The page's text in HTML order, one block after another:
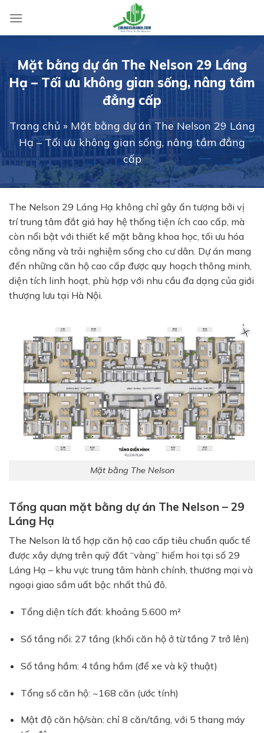
content
Mặt bằng dự án The Nelson 29 Láng
Hạ – Tối ưu không gian sống, nâng tầm
đẳng cấp
Trang chủ » Mặt bằng dự án The Nelson 29 Láng
Hạ – Tối ưu không gian sống, nâng tầm đẳng
cấp
The Nelson 29 Láng Hạ không chỉ gây ấn tượng bởi vị
trí trung tâm đắt giá hay hệ thống tiện ích cao cấp, mà
còn nổi bật với thiết kế mặt bằng khoa học, tối ưu hóa
công năng và trải nghiệm sống cho cư dân. Dự án mang
đến những căn hộ cao cấp được quy hoạch thông minh,
diện tích linh hoạt, phù hợp với nhu cầu đa dạng của giới
thượng lưu tại Hà Nội.
Mặt bằng The Nelson
Tổng quan mặt bằng dự án The Nelson – 29
Láng Hạ
The Nelson là tổ hợp căn hộ cao cấp tiêu chuẩn quốc tế
được xây dựng trên quỹ đất “vàng” hiếm hoi tại số 29
Láng Hạ – khu vực trung tâm hành chính, thương mại và
ngoại giao sầm uất bậc nhất thủ đô.
Tổng diện tích đất: khoảng 5.600 m²
Số tầng nổi: 27 tầng (khối căn hộ ở từ tầng 7 trở lên)
Số tầng hầm: 4 tầng hầm (để xe và kỹ thuật)
Tổng số căn hộ: ~168 căn (ước tính)
Mật độ căn hộ/sàn: chỉ 8 căn/tầng, với 5 thang máy